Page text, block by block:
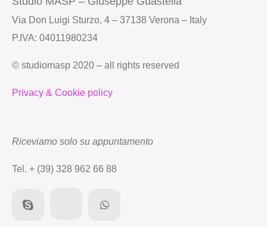
Via Don Luigi Sturzo, 4 – 37138 Verona – Italy
P.IVA: 04011980234
© studiomasp 2020 – all rights reserved
Privacy & Cookie policy
Riceviamo solo su appuntamento
Tel. + (39) 328 962 66 88